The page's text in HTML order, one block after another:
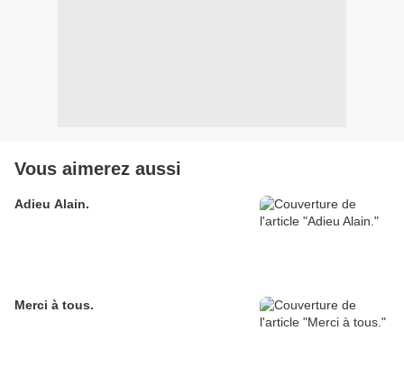
Vous aimerez aussi
Adieu Alain.
Merci à tous.